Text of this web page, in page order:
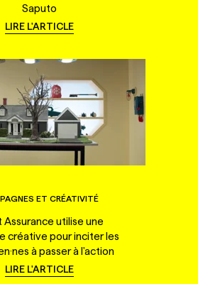
Saputo
LIRE L'ARTICLE
ET CRÉATIVITÉ
Assurance utilise une
créative pour inciter les
à passer à l'action
LIRE L'ARTICLE